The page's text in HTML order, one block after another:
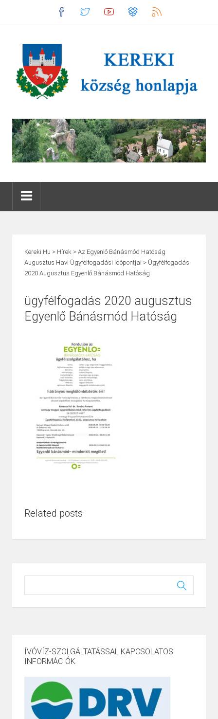
Kereki.hu > Hírek > Az Egyenlő Bánásmód Hatóság
Augusztus Havi Ügyfélfogadási Időpontjai > Ügyfélfogadás
2020 Augusztus Egyenlő Bánásmód Hatóság
ügyfélfogadás 2020 augusztus
Egyenlő Bánásmód Hatóság
Related posts
ÍVÓVÍZ-SZOLGÁLTATÁSSAL KAPCSOLATOS
INFORMÁCIÓK